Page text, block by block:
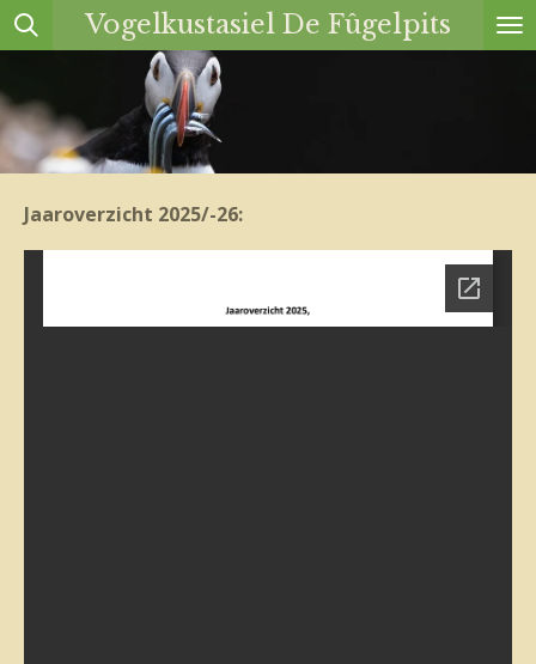
Ga
de
hoofdinhoud
Vogelkustasiel De Fûgelpits
Jaaroverzicht 2025/-26: